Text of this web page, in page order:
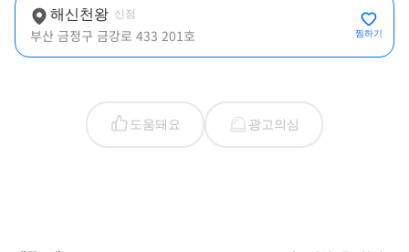
해신천왕 신점
부산 금정구 금강로 433 201호 찜하기
도움돼요 광고의심